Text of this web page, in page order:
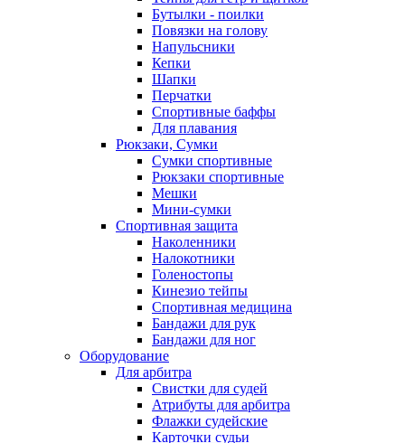
Бутылки - поилки
Повязки на голову
Напульсники
Кепки
Шапки
Перчатки
Спортивные баффы
Для плавания
Рюкзаки, Сумки
Сумки спортивные
Рюкзаки спортивные
Мешки
Мини-сумки
Спортивная защита
Наколенники
Налокотники
Голеностопы
Кинезио тейпы
Спортивная медицина
Бандажи для рук
Бандажи для ног
Оборудование
Для арбитра
Свистки для судей
Атрибуты для арбитра
Флажки судейские
Карточки судьи